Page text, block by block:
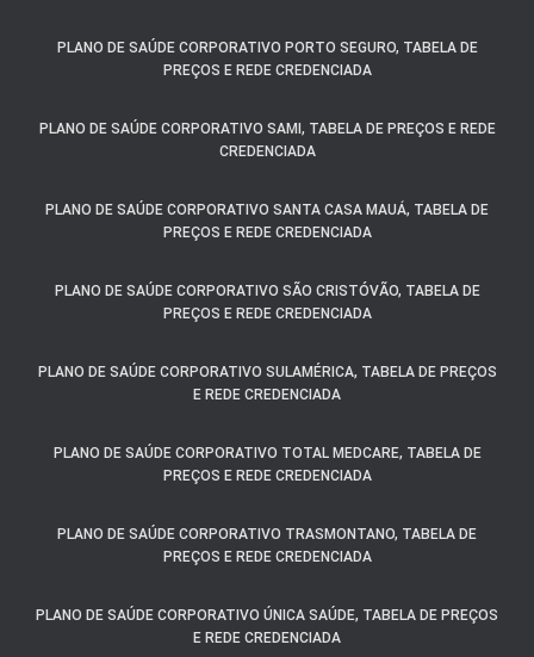
PLANO DE SAÚDE CORPORATIVO PORTO SEGURO, TABELA DE
PREÇOS E REDE CREDENCIADA
PLANO DE SAÚDE CORPORATIVO SAMI, TABELA DE PREÇOS E REDE
CREDENCIADA
PLANO DE SAÚDE CORPORATIVO SANTA CASA MAUÁ, TABELA DE
PREÇOS E REDE CREDENCIADA
PLANO DE SAÚDE CORPORATIVO SÃO CRISTÓVÃO, TABELA DE
PREÇOS E REDE CREDENCIADA
PLANO DE SAÚDE CORPORATIVO SULAMÉRICA, TABELA DE PREÇOS
E REDE CREDENCIADA
PLANO DE SAÚDE CORPORATIVO TOTAL MEDCARE, TABELA DE
PREÇOS E REDE CREDENCIADA
PLANO DE SAÚDE CORPORATIVO TRASMONTANO, TABELA DE
PREÇOS E REDE CREDENCIADA
PLANO DE SAÚDE CORPORATIVO ÚNICA SAÚDE, TABELA DE PREÇOS
E REDE CREDENCIADA